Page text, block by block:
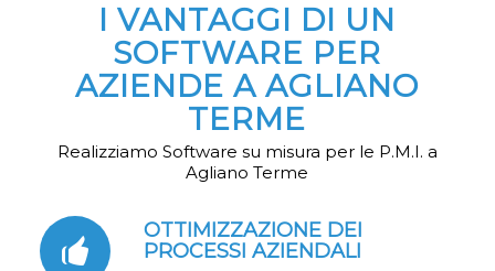
I VANTAGGI DI UN
SOFTWARE PER
AZIENDE A AGLIANO
TERME
Realizziamo Software su misura per le P.M.I. a
Agliano Terme
OTTIMIZZAZIONE DEI
PROCESSI AZIENDALI